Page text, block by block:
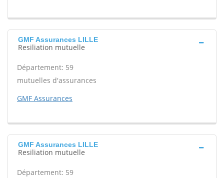
GMF Assurances LILLE
Resiliation mutuelle
Département: 59
mutuelles d'assurances
GMF Assurances
GMF Assurances LILLE
Resiliation mutuelle
Département: 59